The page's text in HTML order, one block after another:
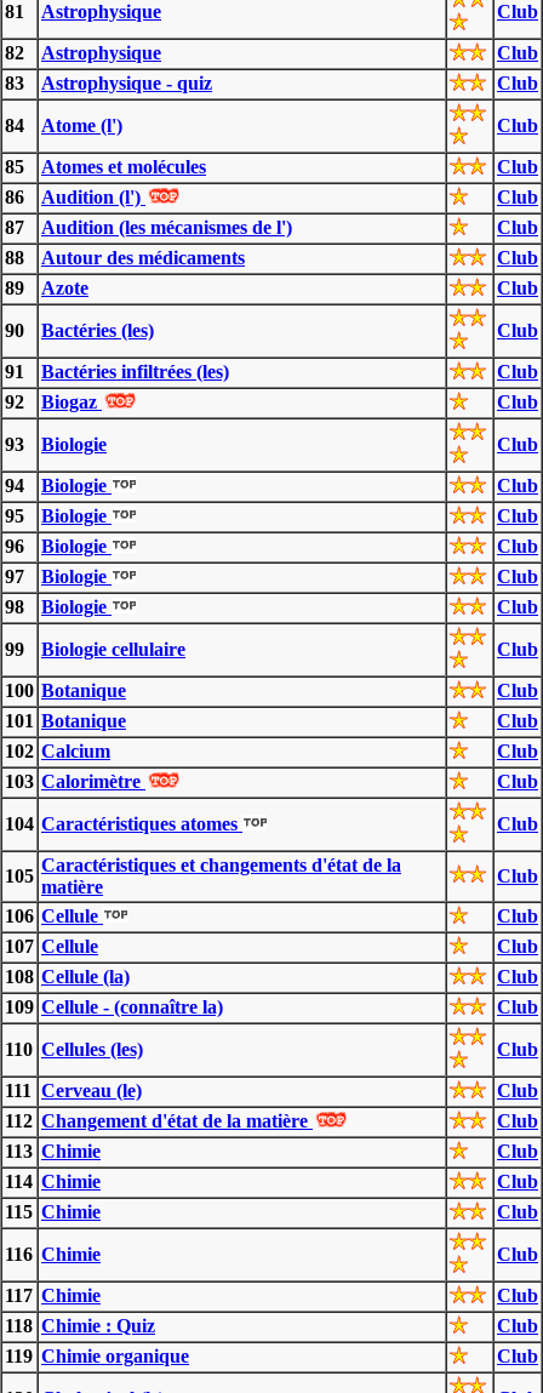
81 Astrophysique
Club
82
Astrophysique
Club
83
Astrophysique - quiz Club
84 Atome (l')
Club
85
Atomes et molécules
Club
86
Audition (l')
Club
87
Audition (les mécanismes de l')
Club
88
Autour des médicaments
Club
89
Azote Club
90 Bactéries (les)
Club
91
Bactéries infiltrées (les)
Club
92
Biogaz Club
93 Biologie
Club
94
Biologie
Club
95
Biologie
Club
96
Biologie
Club
97
Biologie
Club
98
Biologie Club
99 Biologie cellulaire
Club
100 Botanique
Club
101 Botanique
Club
102 Calcium
Club
103 Calorimètre Club
104 Caractéristiques atomes Club
105
Caractéristiques et changements d'état de la
matière
Club
106 Cellule
Club
107 Cellule
Club
108 Cellule (la)
Club
109 Cellule - (connaître la) Club
110 Cellules (les)
Club
111 Cerveau (le)
Club
112 Changement d'état de la matière
Club
113 Chimie
Club
114 Chimie
Club
115 Chimie Club
116 Chimie
Club
117 Chimie
Club
118 Chimie : Quiz
Club
119 Chimie organique Club